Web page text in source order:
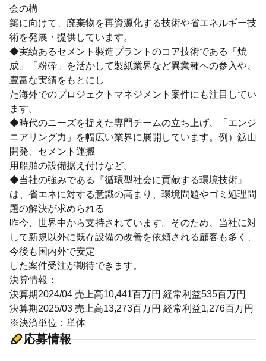
会の構
築に向けて、廃棄物を再資源化する技術や省エネルギー技
術を発展・提供しています。
◆実績あるセメント製造プラントのコア技術である「焼
成」「粉砕」を活かして製紙業界など異業種への参入や、
豊富な実績をもとにし
た海外でのプロジェクトマネジメント案件にも注目してい
ます。
◆時代のニーズを捉えた専門チームの立ち上げ、「エンジ
ニアリング力」を幅広い業界に展開しています。例）鉱山
開発、セメント運搬
用船舶の設備据え付けなど。
◆当社の強みである『循環型社会に貢献する環境技術』
は、省エネに対する意識の高まり、環境問題やゴミ処理問
題の解決が求められる
昨今、世界中から支持されています。そのため、当社に対
して新規以外に既存設備の改善を依頼される顧客も多く、
今後も国内外で安定
した案件受注が期待できます。
決算情報：
決算期2024/04 売上高10,441百万円 経常利益535百万円
決算期2025/03 売上高13,273百万円 経常利益1,276百万円
※決済単位：単体
応募情報